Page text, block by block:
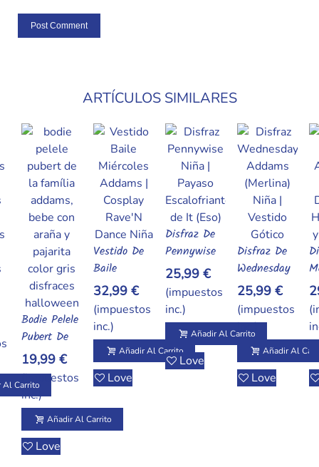
ARTÍCULOS SIMILARES
Carrito
Al Carrito
Añadir Al Carrito
Bodie Pelele
Pubert De
La Família
Addams,
Bebe Con
Araña Y
Pajarita
Color Gris
Disfraces
19,99 €
(impuestos
inc.)
Añadir Al Carrito
Love
Añadir Al Carrito
Vestido De
Baile
Miércoles
Addams |
Cosplay
Rave'N
Dance Negro
Para Niña |
Halloween
32,99 €
(impuestos
inc.)
Añadir Al Carrito
Love
Añadir Al Carrito
Disfraz De
Pennywise
Para Niña |
Traje Del
Payaso De
It (Eso) -
Versión
Escalofriante
25,99 €
(impuestos
inc.)
Añadir Al Carrito
Love
Añadir Al Carrito
Disfraz De
Wednesday
Addams
(Merlina)
Para Niña |
Vestido
Gótico Con
Cuello Peter
Pan
25,99 €
(impuestos
inc.)
Añadir Al
Love